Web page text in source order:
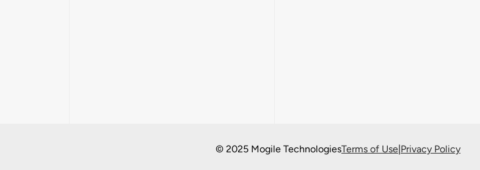
© 2025 Mogile TechnologiesTerms of Use|Privacy Policy